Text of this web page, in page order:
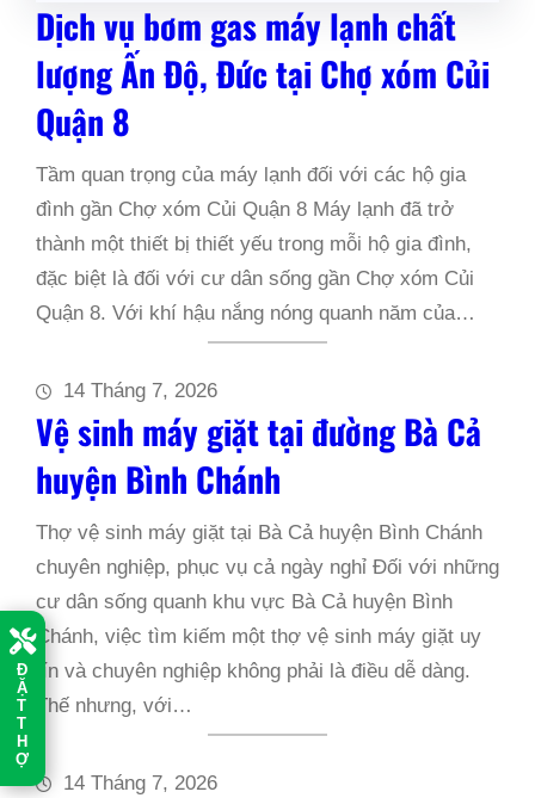
Đ
Ặ
T
T
H
Ợ
Dịch vụ bơm gas máy lạnh chất
lượng Ấn Độ, Đức tại Chợ xóm Củi
Quận 8
Tầm quan trọng của máy lạnh đối với các hộ gia
đình gần Chợ xóm Củi Quận 8 Máy lạnh đã trở
thành một thiết bị thiết yếu trong mỗi hộ gia đình,
đặc biệt là đối với cư dân sống gần Chợ xóm Củi
Quận 8. Với khí hậu nắng nóng quanh năm của…
14 Tháng 7, 2026
Vệ sinh máy giặt tại đường Bà Cả
huyện Bình Chánh
Thợ vệ sinh máy giặt tại Bà Cả huyện Bình Chánh
chuyên nghiệp, phục vụ cả ngày nghỉ Đối với những
cư dân sống quanh khu vực Bà Cả huyện Bình
Chánh, việc tìm kiếm một thợ vệ sinh máy giặt uy
tín và chuyên nghiệp không phải là điều dễ dàng.
Thế nhưng, với…
14 Tháng 7, 2026